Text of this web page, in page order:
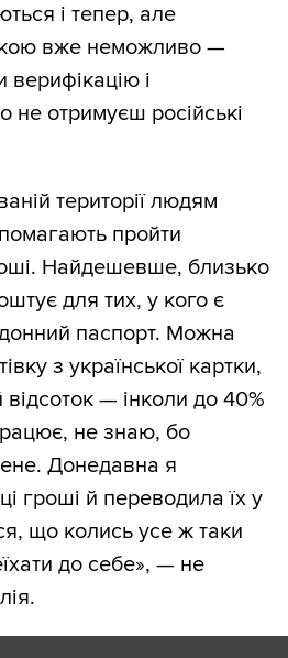
і тепер, але
вже неможливо —
верифікацію і
не отримуєш російські
території людям
пройти
Найдешевше, близько
для тих, у кого є
паспорт. Можна
з української картки,
— інколи до 40%
не знаю, бо
Донедавна я
гроші й переводила їх у
що колись усе ж таки
до себе», — не